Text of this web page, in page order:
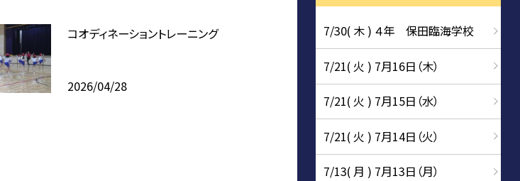
コオディネーショントレーニング
2026/04/28
7/30( 木 ) ４年 保田臨海学校
7/21( 火 ) 7月16日（木）
7/21( 火 ) 7月15日（水）
7/21( 火 ) 7月14日（火）
7/13( 月 ) 7月13日（月）